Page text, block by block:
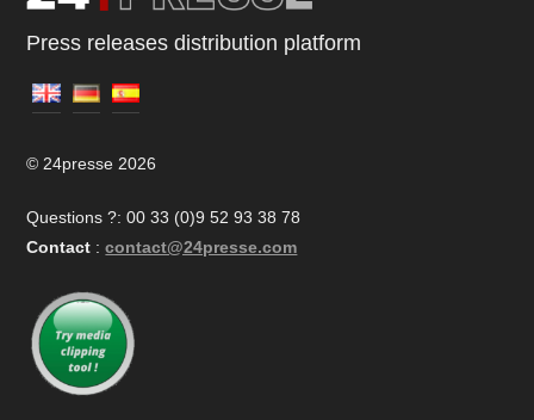
Press releases distribution platform
© 24presse 2026
Questions ?: 00 33 (0)9 52 93 38 78
Contact : contact@24presse.com